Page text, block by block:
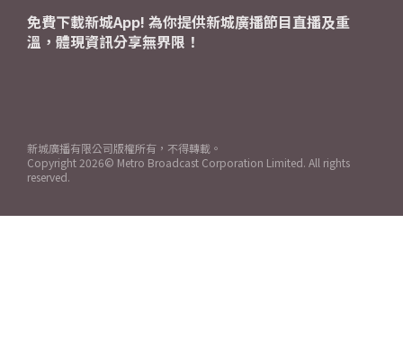
免費下載新城App! 為你提供新城廣播節目直播及重
溫，體現資訊分享無界限！
新城廣播有限公司版權所有，不得轉載。
Copyright 2026© Metro Broadcast Corporation Limited. All rights
reserved.